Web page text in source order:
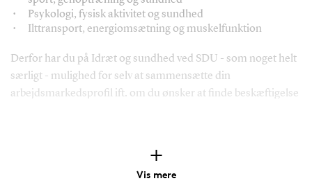
Vis mere
Psykologi, fysisk aktivitet og sundhed
Ilttransport, energiomsætning og muskelfunktion
Derfor har du på Idræt og sundhed ved SDU - som noget helt
særligt - mulighed for selv at sammensætte din
arbejdsmarkedsprofil ift. om du ønsker at finde beskæftigelse
Omgiv dig med verdensklasse